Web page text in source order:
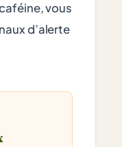
vous
d’alerte